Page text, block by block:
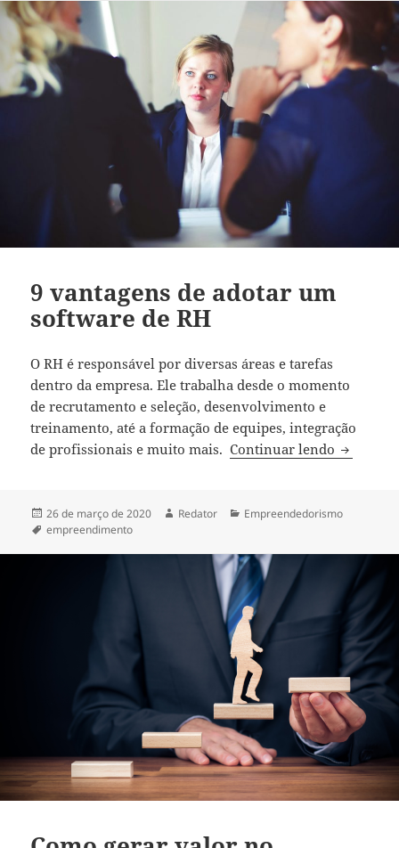
9 vantagens de adotar um
software de RH
O RH é responsável por diversas áreas e tarefas
dentro da empresa. Ele trabalha desde o momento
de recrutamento e seleção, desenvolvimento e
treinamento, até a formação de equipes, integração
de profissionais e muito mais. Continuar lendo 9
Publicado
em
26 de março de 2020 Autor
Redator Categorias
Empreendedorismo
Tags
empreendimento